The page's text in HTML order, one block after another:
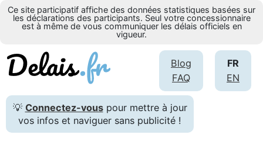
Ce site participatif affiche des données statistiques basées sur
les déclarations des participants. Seul votre concessionnaire
est à même de vous communiquer les délais officiels en
vigueur.
FR
EN
Blog
FAQ
💡 Connectez-vouspour mettre à jour
vos infos et naviguer sans publicité !